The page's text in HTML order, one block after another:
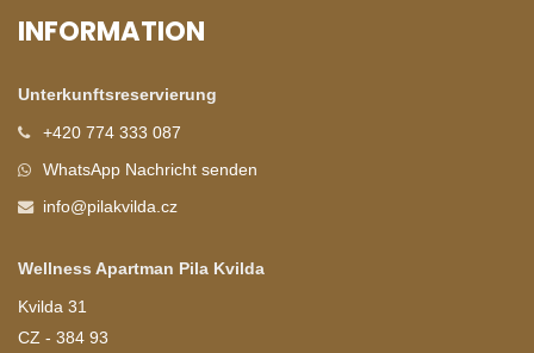
INFORMATION
Unterkunftsreservierung
+420 774 333 087
WhatsApp Nachricht senden
info@pilakvilda.cz
Wellness Apartman Pila Kvilda
Kvilda 31
CZ - 384 93